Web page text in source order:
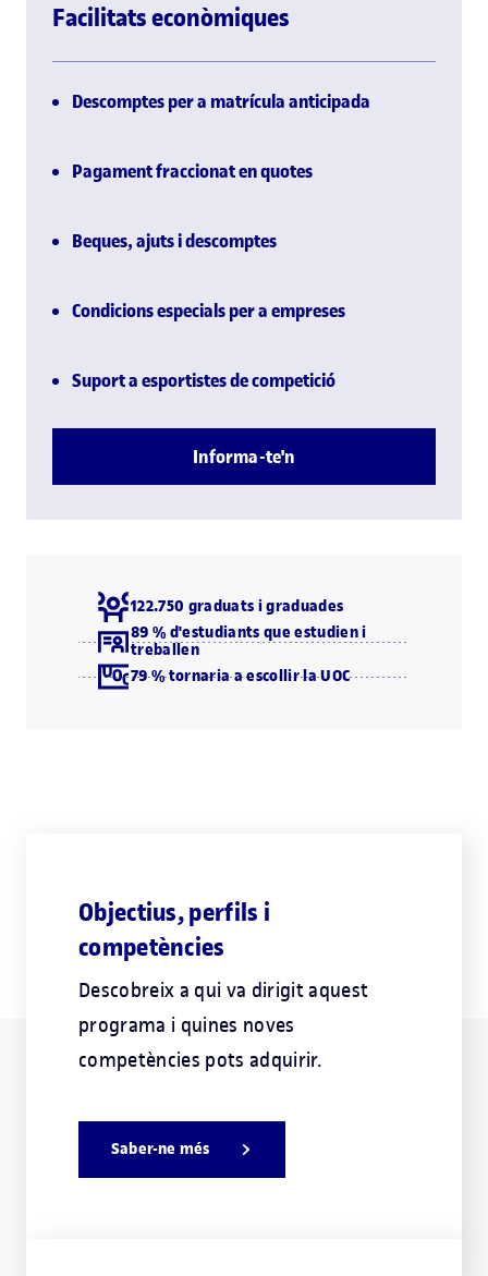
Facilitats econòmiques
Descomptes per a matrícula anticipada
Pagament fraccionat en quotes
Beques, ajuts i descomptes
Condicions especials per a empreses
Suport a esportistes de competició
Informa-te'n
122.750 graduats i graduades
89 % d'estudiants que estudien i
treballen
79 % tornaria a escollir la UOC
Objectius, perfils i
competències
Descobreix a qui va dirigit aquest
programa i quines noves
competències pots adquirir.
Saber-ne més